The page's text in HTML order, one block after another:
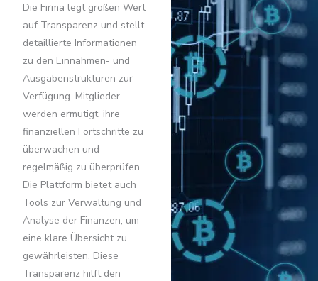
Die Firma legt großen Wert
auf Transparenz und stellt
detaillierte Informationen
zu den Einnahmen- und
Ausgabenstrukturen zur
Verfügung. Mitglieder
werden ermutigt, ihre
finanziellen Fortschritte zu
überwachen und
regelmäßig zu überprüfen.
Die Plattform bietet auch
Tools zur Verwaltung und
Analyse der Finanzen, um
eine klare Übersicht zu
gewährleisten. Diese
Transparenz hilft den